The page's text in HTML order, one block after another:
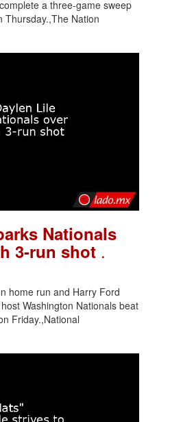
a three-game sweep
Thursday.,The Nation
Nationals
3-run shot .
home run and Harry Ford
Washington Nationals beat
Friday.,National